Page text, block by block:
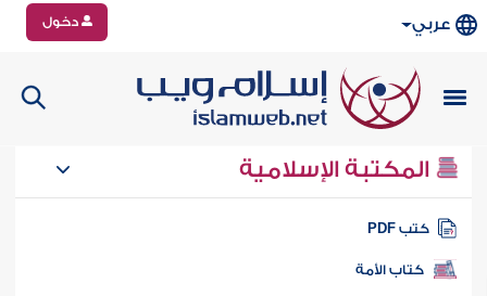
عربي دخول
المكتبة الإسلامية
كتب PDF